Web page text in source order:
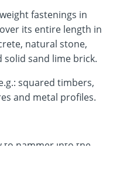
fastenings in
its entire length in
natural stone,
sand lime brick.
squared timbers,
and metal profiles.
to hammer into the
are needed.